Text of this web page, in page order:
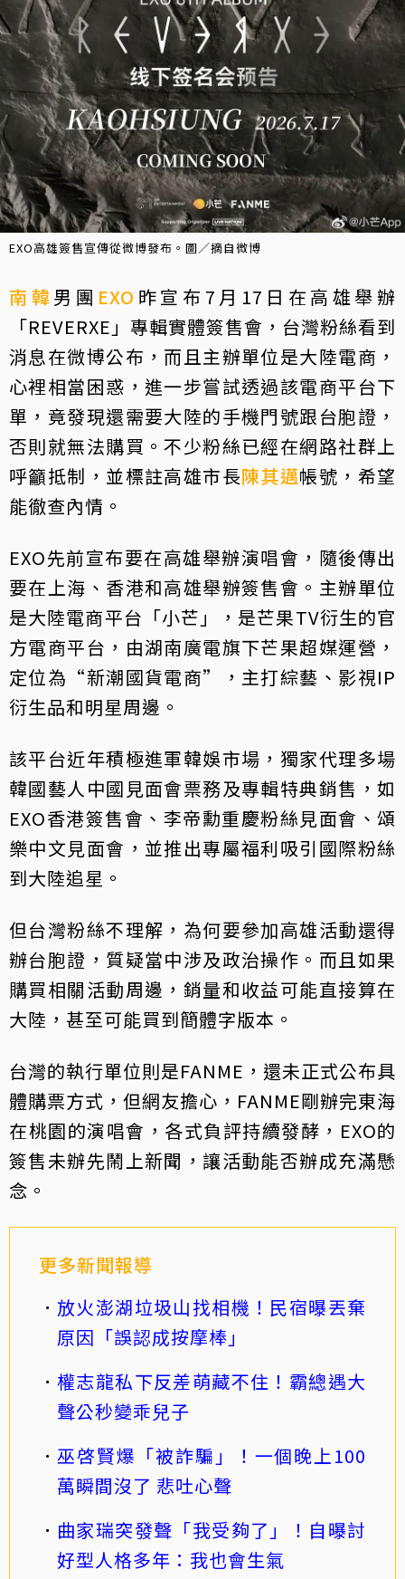
EXO高雄簽售宣傳從微博發布。圖／摘自微博
南韓男團 EXO 昨宣布7月17日在高雄舉辦
「REVERXE」專輯實體簽售會，台灣粉絲看到
消息在微博公布，而且主辦單位是大陸電商，
心裡相當困惑，進一步嘗試透過該電商平台下
單，竟發現還需要大陸的手機門號跟台胞證，
否則就無法購買。不少粉絲已經在網路社群上
呼籲抵制，並標註高雄市長陳其邁帳號，希望
能徹查內情。
EXO先前宣布要在高雄舉辦演唱會，隨後傳出
要在上海、香港和高雄舉辦簽售會。主辦單位
是大陸電商平台「小芒」，是芒果TV衍生的官
方電商平台，由湖南廣電旗下芒果超媒運營，
定位為“新潮國貨電商”，主打綜藝、影視IP
衍生品和明星周邊。
該平台近年積極進軍韓娛市場，獨家代理多場
韓國藝人中國見面會票務及專輯特典銷售，如
EXO香港簽售會、李帝勳重慶粉絲見面會、頌
樂中文見面會，並推出專屬福利吸引國際粉絲
到大陸追星。
但台灣粉絲不理解，為何要參加高雄活動還得
辦台胞證，質疑當中涉及政治操作。而且如果
購買相關活動周邊，銷量和收益可能直接算在
大陸，甚至可能買到簡體字版本。
台灣的執行單位則是FANME，還未正式公布具
體購票方式，但網友擔心，FANME剛辦完東海
在桃園的演唱會，各式負評持續發酵，EXO的
簽售未辦先鬧上新聞，讓活動能否辦成充滿懸
念。
更多新聞報導
放火澎湖垃圾山找相機！民宿曝丟棄
原因「誤認成按摩棒」
權志龍私下反差萌藏不住！霸總遇大
聲公秒變乖兒子
巫啓賢爆「被詐騙」！一個晚上100
萬瞬間沒了 悲吐心聲
曲家瑞突發聲「我受夠了」！自曝討
好型人格多年：我也會生氣